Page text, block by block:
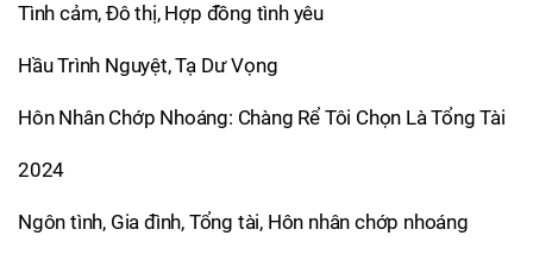
Tình cảm, Đô thị, Hợp đồng tình yêu
Hầu Trình Nguyệt, Tạ Dư Vọng
Hôn Nhân Chớp Nhoáng: Chàng Rể Tôi Chọn Là Tổng Tài
2024
Ngôn tình, Gia đình, Tổng tài, Hôn nhân chớp nhoáng